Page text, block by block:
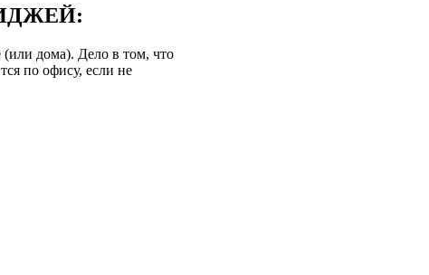
(или дома). Дело в том, что
по офису, если не